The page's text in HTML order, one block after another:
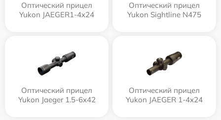
Оптический прицел
Yukon JAEGER1-4x24
Оптический прицел
Yukon Sightline N475
Оптический прицел
Yukon Jaeger 1.5-6x42
Оптический прицел
Yukon JAEGER 1-4x24